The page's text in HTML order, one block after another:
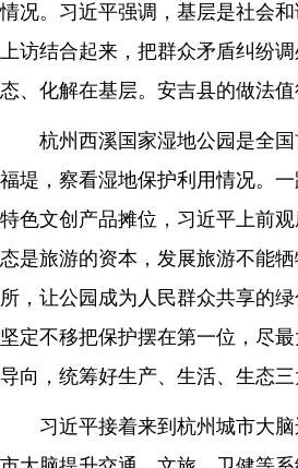
情况。习近平强调，基层是社会
上访结合起来，把群众矛盾纠纷
态、化解在基层。安吉县的做法值
杭州西溪国家湿地公园是全
福堤，察看湿地保护利用情况。
特色文创产品摊位，习近平上前
态是旅游的资本，发展旅游不能
所，让公园成为人民群众共享的
坚定不移把保护摆在第一位，尽
导向，统筹好生产、生活、生态
习近平接着来到杭州城市大